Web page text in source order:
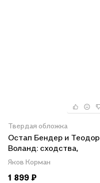
Твердая обложка
Остап Бендер и Теодор
Воланд: сходства,
различия, прототипы
Яков Корман
1 899 ₽